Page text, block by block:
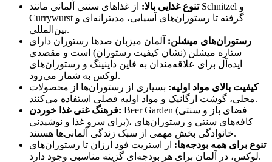
تنوع غذایی بالا: از غذاهای سنتی آلمانی مانند Schnitzel و
Currywurst گرفته تا رستوران‌های آسیایی، مدیترانه‌ای و
بین‌المللی.
رستوران‌های میشلن: آلمان میزبان صدها رستوران دارای
ستاره میشلن (نشان کیفیت رستوران) است و مقصدی
ایده‌آل برای علاقه‌مندان به فاین داینینگ و رستوران‌های
لوکس به شمار می‌رود.
کیفیت بالای مواد اولیه: بسیاری از رستوران‌ها از محصولات
محلی، گوشت ارگانیک و مواد اولیه فصلی استفاده می‌کنند.
فرهنگ غنی غذا خوردن: Beer Garden (فضای باز و سنتی
برای سرو غذا و نوشیدنی)، کافه‌های سنتی و رستوران‌های
خانوادگی بخش مهمی از سبک زندگی آلمانی‌ها هستند.
تنوع برای همه بودجه‌ها: از استریت فود ارزان تا رستوران‌های
لوکس، در آلمان برای هر بودجه‌ای گزینه مناسبی وجود دارد.